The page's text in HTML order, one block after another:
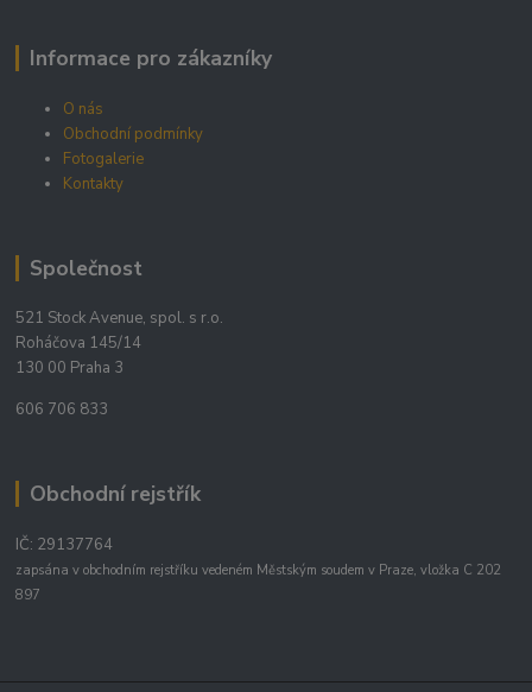
Informace pro zákazníky
O nás
Obchodní podmínky
Fotogalerie
Kontakty
Společnost
521 Stock Avenue, spol. s r.o.
Roháčova 145/14
130 00 Praha 3
606 706 833
Obchodní rejstřík
IČ: 29137764
zapsána v obchodním rejstříku vedeném Městským soudem v Praze, vložka C 202
897